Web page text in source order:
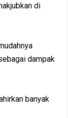
di
dampak
banyak